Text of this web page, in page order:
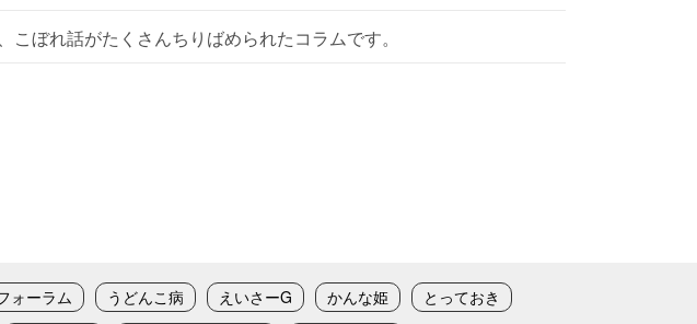
ぼれ話がたくさんちりばめられたコラムです。
ォーラム うどんこ病 えいさーG かんな姫
とっておき